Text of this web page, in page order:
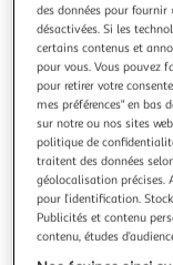
THE HOME
Lot de 6
Informations
Matière :
6 coupelles Avec
Poids : 0,42 kg
En savoir +
Vendu par Paris Prix
Livr. ou
A partir de
Plus d'options
des données pour fournir
désactivées. Si les
certains contenus et
pour vous. Vous pouvez
pour retirer votre
mes préférences" en bas
sur notre ou nos sites
politique de
traitent des données
géolocalisation précises.
pour l’identification.
Publicités et contenu
contenu, études